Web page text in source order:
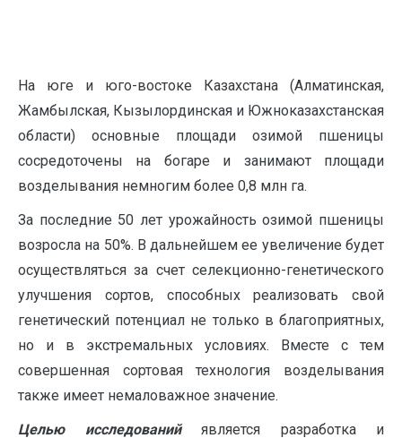
На юге и юго-востоке Казахстана (Алматинская,
Жамбылская, Кызылординская и Южноказахстанская
области) основные площади озимой пшеницы
сосредоточены на богаре и занимают площади
возделывания немногим более 0,8 млн га.
За последние 50 лет урожайность озимой пшеницы
возросла на 50%. В дальнейшем ее увеличение будет
осуществляться за счет селекционно-генетического
улучшения сортов, способных реализовать свой
генетический потенциал не только в благоприятных,
но и в экстремальных условиях. Вместе с тем
совершенная сортовая технология возделывания
также имеет немаловажное значение.
Целью исследованийявляется разработка и